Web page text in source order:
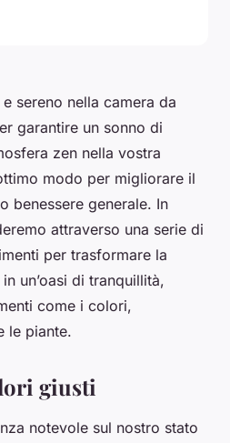
sereno nella camera da
garantire un sonno di
zen nella vostra
modo per migliorare il
benessere generale. In
attraverso una serie di
per trasformare la
un’oasi di tranquillità,
come i colori,
le piante.
giusti
notevole sul nostro stato